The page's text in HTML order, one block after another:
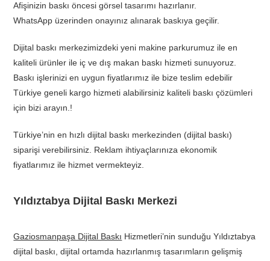
Afişinizin baskı öncesi görsel tasarımı hazırlanır.
WhatsApp üzerinden onayınız alınarak baskıya geçilir.
Dijital baskı merkezimizdeki yeni makine parkurumuz ile en
kaliteli ürünler ile iç ve dış makan baskı hizmeti sunuyoruz.
Baskı işlerinizi en uygun fiyatlarımız ile bize teslim edebilir
Türkiye geneli kargo hizmeti alabilirsiniz kaliteli baskı çözümleri
için bizi arayın.!
Türkiye’nin en hızlı dijital baskı merkezinden (dijital baskı)
siparişi verebilirsiniz. Reklam ihtiyaçlarınıza ekonomik
fiyatlarımız ile hizmet vermekteyiz.
Yıldıztabya Dijital Baskı Merkezi
Gaziosmanpaşa Dijital Baskı Hizmetleri’nin sunduğu Yıldıztabya
dijital baskı, dijital ortamda hazırlanmış tasarımların gelişmiş